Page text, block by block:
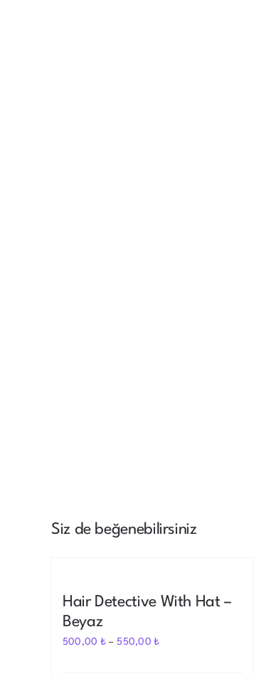
Siz de beğenebilirsiniz
Hair Detective With Hat –
Beyaz
500,00₺–550,00₺